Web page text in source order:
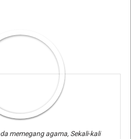
memegang agama, Sekali-kali